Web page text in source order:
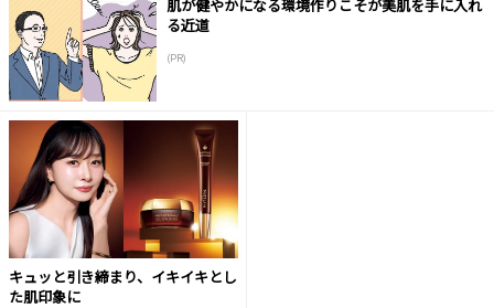
肌が健やかになる環境作りこそが美肌を手に入れ
る近道
(PR)
キュッと引き締まり、イキイキとし
た肌印象に